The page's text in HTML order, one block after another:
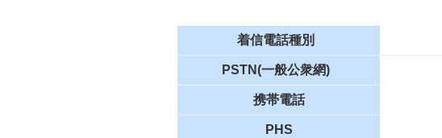
着信電話種別
PSTN(一般公衆網)
携帯電話
PHS